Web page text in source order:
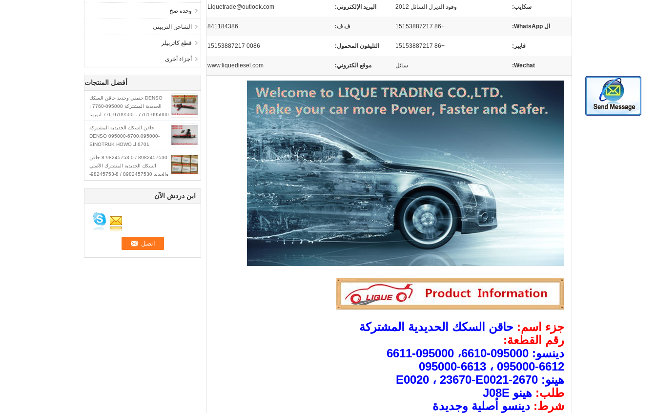
وحدة ضخ
الشاحن التربيني
قطع كاتربيلر
أجزاء أخرى
أفضل المنتجات
DENSO حقيقي وجديد حاقن السكك
الحديدية المشتركة 095000-7760 ،
095000-7761 ، 9709500-776 لتويوتا
حاقن السكك الحديدية المشتركة
DENSO 095000-6700،095000-
6701 لـ SINOTRUK HOWO
8982457530 / 8-98245753-0 حاقن
السكك الحديدية المشترك الأصلي
والجديد 8982457530 / 8-98245753-
0 لـ ISUZU Trooper 4JX1 3.0L
ابن دردش الآن
سكايب: وقود الديزل السائل 2012 البريد الإلكتروني: Liquetrade@outlook.com
ال WhatsApp: +86 15153887217 ف ف: 841184386
فايبر: +86 15153887217 التليفون المحمول: 0086 15153887217
Wechat: سائل موقع الكتروني: www.liquediesel.com
جزء اسم: حاقن السكك الحديدية المشتركة
رقم القطعة:
دينسو: 095000-6610، 095000-6611
095000-6612 ، 095000-6613
هينو: 2670-E0020 ، 23670-E0021
طلب: هينو J08E
شرط: دينسو أصلية وجديدة